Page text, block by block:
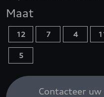
Maat
12 7 4
5
Contacteer